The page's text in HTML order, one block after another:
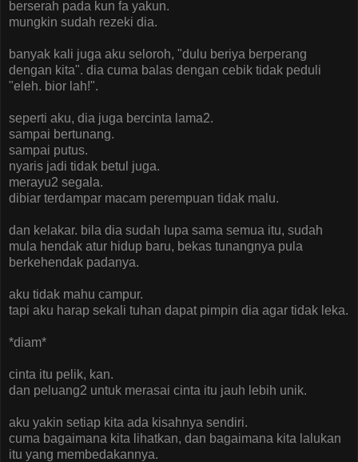
berserah pada kun fa yakun.
mungkin sudah rezeki dia.
banyak kali juga aku seloroh, "dulu beriya berperang
dengan kita". dia cuma balas dengan cebik tidak peduli
"eleh. bior lah!".
seperti aku, dia juga bercinta lama2.
sampai bertunang.
sampai putus.
nyaris jadi tidak betul juga.
merayu2 segala.
dibiar terdampar macam perempuan tidak malu.
dan kelakar. bila dia sudah lupa sama semua itu, sudah
mula hendak atur hidup baru, bekas tunangnya pula
berkehendak padanya.
aku tidak mahu campur.
tapi aku harap sekali tuhan dapat pimpin dia agar tidak leka.
*diam*
cinta itu pelik, kan.
dan peluang2 untuk merasai cinta itu jauh lebih unik.
aku yakin setiap kita ada kisahnya sendiri.
cuma bagaimana kita lihatkan, dan bagaimana kita lalukan
itu yang membedakannya.